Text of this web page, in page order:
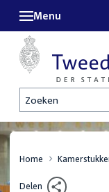
Zoeken
Menu
Home
Delen